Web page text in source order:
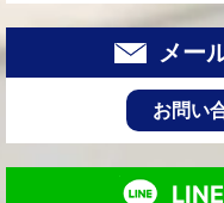
メー
お問い